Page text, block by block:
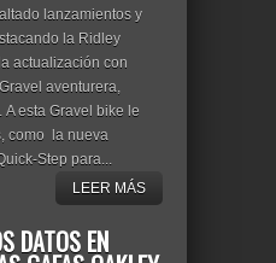
lanzamientos y
la Ridley
actualización con
aventurera,
esta Gravel bike le
como la nueva
Step para...
LEER MÁS
DATOS EN